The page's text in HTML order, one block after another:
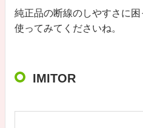
純正品の断線のしやすさに
使ってみてくださいね。
IMITOR